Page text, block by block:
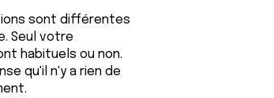
sont différentes
Seul votre
habituels ou non.
qu'il n'y a rien de